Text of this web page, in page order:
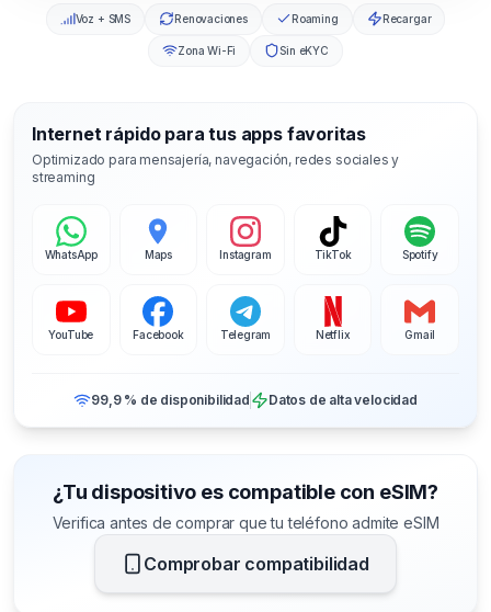
Voz + SMS Renovaciones Roaming Recargar
Zona Wi-Fi Sin eKYC
Internet rápido para tus apps favoritas
Optimizado para mensajería, navegación, redes sociales y
streaming
WhatsApp Maps Instagram TikTok Spotify
YouTube Facebook Telegram Netflix Gmail
99,9 % de disponibilidad Datos de alta velocidad
¿Tu dispositivo es compatible con eSIM?
Verifica antes de comprar que tu teléfono admite eSIM
Comprobar compatibilidad